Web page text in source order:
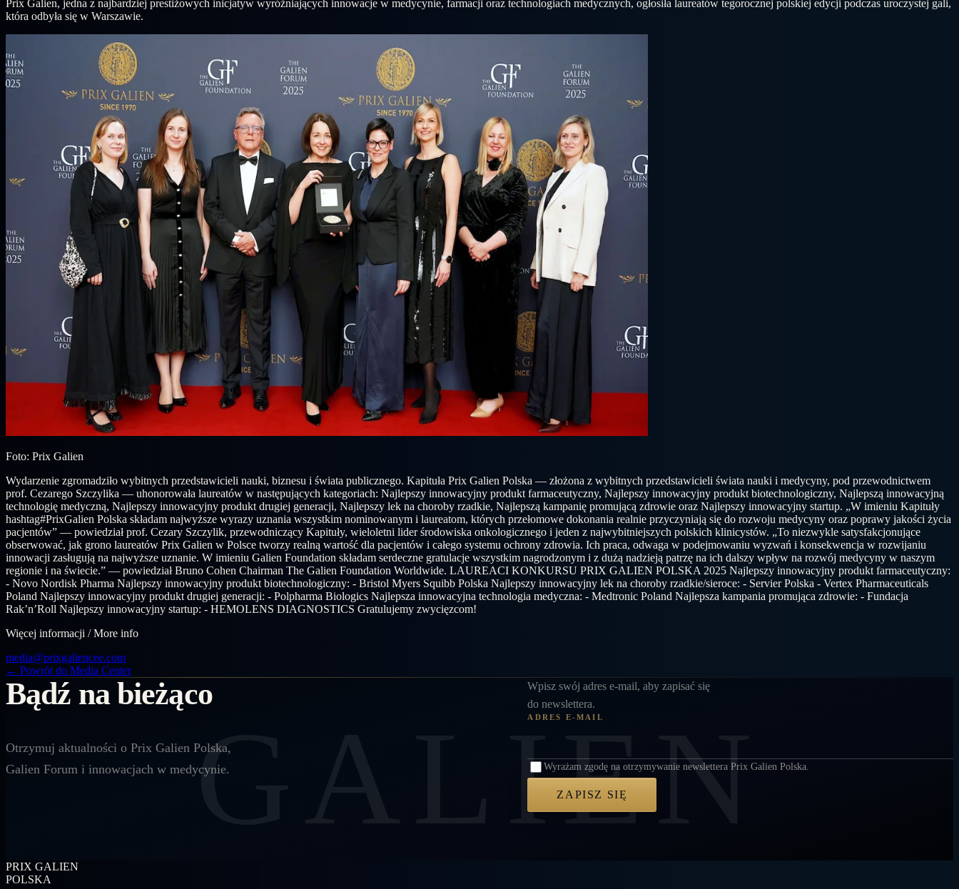
Prix Galien, jedna z najbardziej prestiżowych inicjatyw wyróżniających innowacje w medycynie, farmacji oraz technologiach medycznych, ogłosiła laureatów tegorocznej polskiej edycji podczas uroczystej gali,
która odbyła się w Warszawie.
Foto: Prix Galien
Wydarzenie zgromadziło wybitnych przedstawicieli nauki, biznesu i świata publicznego. Kapituła Prix Galien Polska — złożona z wybitnych przedstawicieli świata nauki i medycyny, pod przewodnictwem
prof. Cezarego Szczylika — uhonorowała laureatów w następujących kategoriach: Najlepszy innowacyjny produkt farmaceutyczny, Najlepszy innowacyjny produkt biotechnologiczny, Najlepszą innowacyjną
technologię medyczną, Najlepszy innowacyjny produkt drugiej generacji, Najlepszy lek na choroby rzadkie, Najlepszą kampanię promującą zdrowie oraz Najlepszy innowacyjny startup. „W imieniu Kapituły
hashtag#PrixGalien Polska składam najwyższe wyrazy uznania wszystkim nominowanym i laureatom, których przełomowe dokonania realnie przyczyniają się do rozwoju medycyny oraz poprawy jakości życia
pacjentów” — powiedział prof. Cezary Szczylik, przewodniczący Kapituły, wieloletni lider środowiska onkologicznego i jeden z najwybitniejszych polskich klinicystów. „To niezwykle satysfakcjonujące
obserwować, jak grono laureatów Prix Galien w Polsce tworzy realną wartość dla pacjentów i całego systemu ochrony zdrowia. Ich praca, odwaga w podejmowaniu wyzwań i konsekwencja w rozwijaniu
innowacji zasługują na najwyższe uznanie. W imieniu Galien Foundation składam serdeczne gratulacje wszystkim nagrodzonym i z dużą nadzieją patrzę na ich dalszy wpływ na rozwój medycyny w naszym
regionie i na świecie.” — powiedział Bruno Cohen Chairman The Galien Foundation Worldwide. LAUREACI KONKURSU PRIX GALIEN POLSKA 2025 Najlepszy innowacyjny produkt farmaceutyczny:
- Novo Nordisk Pharma Najlepszy innowacyjny produkt biotechnologiczny: - Bristol Myers Squibb Polska Najlepszy innowacyjny lek na choroby rzadkie/sieroce: - Servier Polska - Vertex Pharmaceuticals
Poland Najlepszy innowacyjny produkt drugiej generacji: - Polpharma Biologics Najlepsza innowacyjna technologia medyczna: - Medtronic Poland Najlepsza kampania promująca zdrowie: - Fundacja
Rak’n’Roll Najlepszy innowacyjny startup: - HEMOLENS DIAGNOSTICS Gratulujemy zwycięzcom!
Więcej informacji / More info
media@prixgaliencee.com
← Powrót do Media Center
GALIEN
Bądź na bieżąco
Otrzymuj aktualności o Prix Galien Polska,
Galien Forum i innowacjach w medycynie.
Wpisz swój adres e-mail, aby zapisać się
do newslettera.
Pozostaw puste
ADRES E-MAIL
Wyrażam zgodę na otrzymywanie newslettera Prix Galien Polska.
ZAPISZ SIĘ
PRIX GALIEN
POLSKA